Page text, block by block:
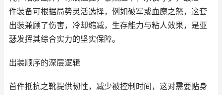
件装备可根据局势灵活选择，例如破军或血魔之怒，这套
出装兼顾了伤害，冷却缩减，生存能力与粘人效果，是亚
瑟发挥其综合实力的坚实保障。
出装顺序的深层逻辑
首件抵抗之靴提供韧性，减少被控制时间，这对需要贴身